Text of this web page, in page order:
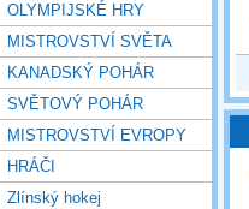
OLYMPIJSKÉ HRY
MISTROVSTVÍ SVĚTA
KANADSKÝ POHÁR
SVĚTOVÝ POHÁR
MISTROVSTVÍ EVROPY
HRÁČI
Zlínský hokej